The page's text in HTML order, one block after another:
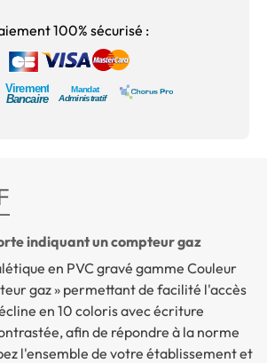
100% sécurisé :
indiquant un compteur gaz
en PVC gravé gamme Couleur
gaz » permettant de facilité l'accès
en 10 coloris avec écriture
afin de répondre à la norme
l'ensemble de votre établissement et